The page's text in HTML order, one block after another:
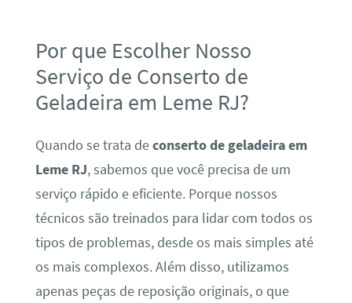
Por que Escolher Nosso
Serviço de Conserto de
Geladeira em Leme RJ?
Quando se trata deconserto de geladeira em
Leme RJ, sabemos que você precisa de um
serviço rápido e eficiente. Porque nossos
técnicos são treinados para lidar com todos os
tipos de problemas, desde os mais simples até
os mais complexos. Além disso, utilizamos
apenas peças de reposição originais, o que